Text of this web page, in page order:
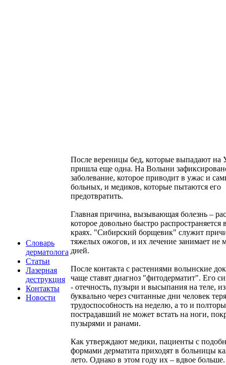
Словарь
дерматолога
Статьи
Лазерная
деструкция
Контакты
Новости
После вереницы бед, которые выпадают на
пришла еще одна. На Волыни
заболевание, которое приводит в ужас и
больных, и медиков, которые пытаются его
предотвратить.
Главная причина, вызывающая болезнь –
которое довольно быстро распространяется
краях. "Сибирский борщевик" служит
тяжелых ожогов, и их лечение занимает не
дней.
После контакта с растениями волынские
чаще ставят диагноз "фитодерматит". Его
- отечность, пузыри и высыпания на теле,
буквально через считанные дни человек
трудоспособность на неделю, а то и
пострадавший не может встать на ноги,
пузырями и ранами.
Как утверждают медики, пациенты с
формами дерматита приходят в больницы
лето. Однако в этом году их – вдвое больше.